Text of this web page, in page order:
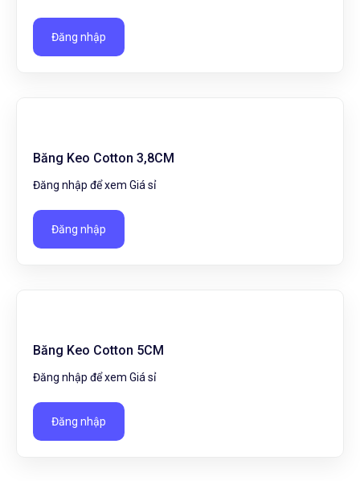
Đăng nhập
Băng Keo Cotton 3,8CM
Đăng nhập để xem Giá sỉ
Đăng nhập
Băng Keo Cotton 5CM
Đăng nhập để xem Giá sỉ
Đăng nhập